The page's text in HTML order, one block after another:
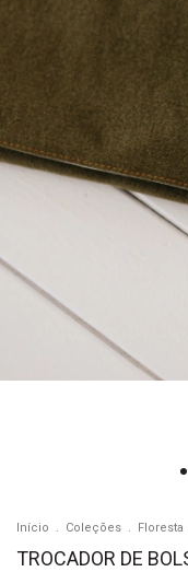
Início . Coleções . Floresta
TROCADOR DE